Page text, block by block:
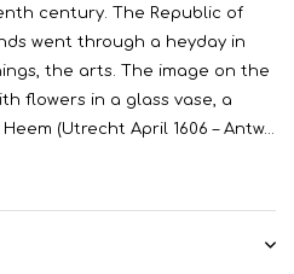
century. The Republic of
went through a heyday in
the arts. The image on the
flowers in a glass vase, a
(Utrecht April 1606 – Antw...